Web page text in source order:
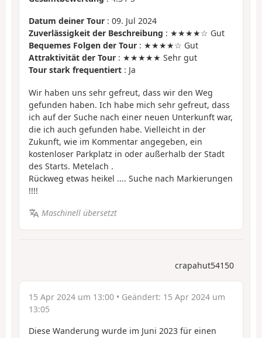
Datum deiner Tour : 09. Jul 2024
Zuverlässigkeit der Beschreibung : ★★★★☆ Gut
Bequemes Folgen der Tour : ★★★★☆ Gut
Attraktivität der Tour : ★★★★★ Sehr gut
Tour stark frequentiert : Ja
Wir haben uns sehr gefreut, dass wir den Weg
gefunden haben. Ich habe mich sehr gefreut, dass
ich auf der Suche nach einer neuen Unterkunft war,
die ich auch gefunden habe. Vielleicht in der
Zukunft, wie im Kommentar angegeben, ein
kostenloser Parkplatz in oder außerhalb der Stadt
des Starts. Metelach .
Rückweg etwas heikel .... Suche nach Markierungen
!!!!
Maschinell übersetzt
crapahut54150
15 Apr 2024 um 13:00 • Geändert: 15 Apr 2024 um
13:05
Diese Wanderung wurde im Juni 2023 für einen